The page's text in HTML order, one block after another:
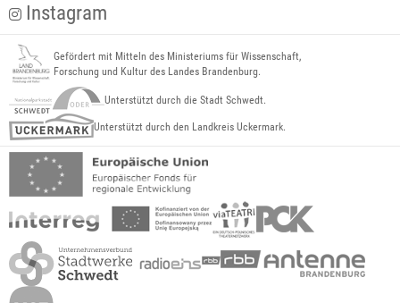
Instagram
Gefördert mit Mitteln des Ministeriums für Wissenschaft,
Forschung und Kultur des Landes Brandenburg.
Unterstützt durch die Stadt Schwedt.
Unterstützt durch den Landkreis Uckermark.